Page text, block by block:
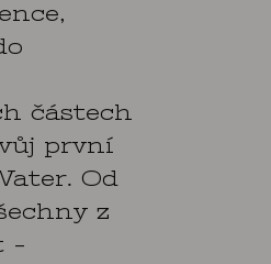
částech
první
Od
z
-